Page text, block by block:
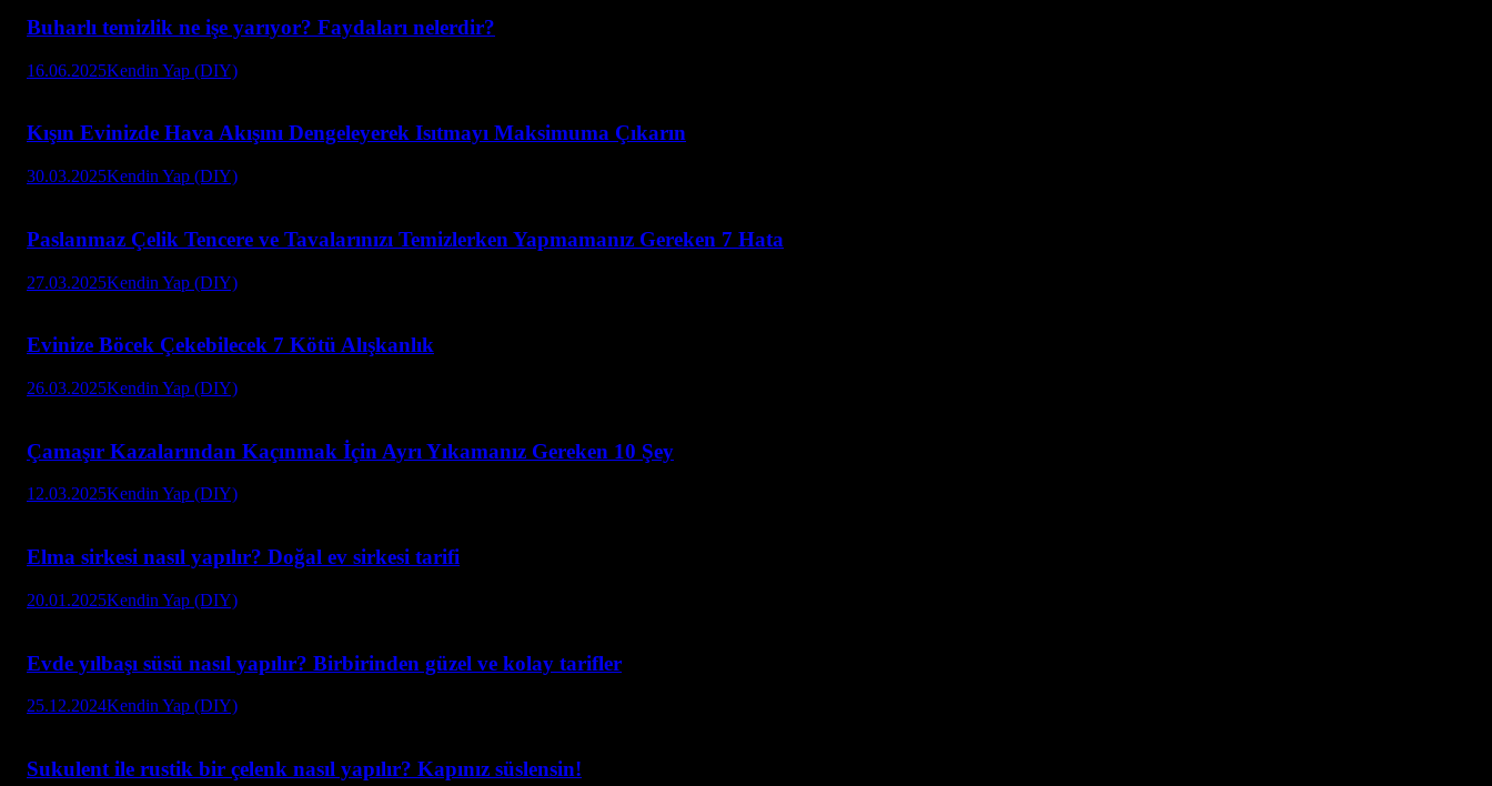
Buharlı temizlik ne işe yarıyor? Faydaları nelerdir?
16.06.2025Kendin Yap (DIY)
Kışın Evinizde Hava Akışını Dengeleyerek Isıtmayı Maksimuma Çıkarın
30.03.2025Kendin Yap (DIY)
Paslanmaz Çelik Tencere ve Tavalarınızı Temizlerken Yapmamanız Gereken 7 Hata
27.03.2025Kendin Yap (DIY)
Evinize Böcek Çekebilecek 7 Kötü Alışkanlık
26.03.2025Kendin Yap (DIY)
Çamaşır Kazalarından Kaçınmak İçin Ayrı Yıkamanız Gereken 10 Şey
12.03.2025Kendin Yap (DIY)
Elma sirkesi nasıl yapılır? Doğal ev sirkesi tarifi
20.01.2025Kendin Yap (DIY)
Evde yılbaşı süsü nasıl yapılır? Birbirinden güzel ve kolay tarifler
25.12.2024Kendin Yap (DIY)
Sukulent ile rustik bir çelenk nasıl yapılır? Kapınız süslensin!